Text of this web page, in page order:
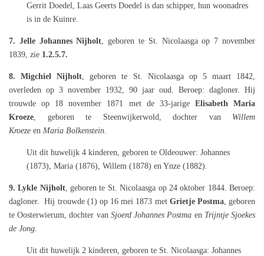
Gerrit Doedel, Laas Geerts Doedel is dan schipper, hun woonadres
is in de Kuinre.
7. Jelle Johannes Nijholt, geboren te St. Nicolaasga op 7 november
1839, zie 1.2.5.7.
8. Migchiel Nijholt, geboren te St. Nicolaasga op 5 maart 1842,
overleden op 3 november 1932, 90 jaar oud. Beroep: dagloner. Hij
trouwde op 18 november 1871 met de 33-jarige Elisabeth Maria
Kroeze, geboren te Steenwijkerwold, dochter van
Willem
Kroeze en Maria Bolkenstein.
Uit dit huwelijk 4 kinderen, geboren te Oldeouwer: Johannes
(1873), Maria (1876), Willem (1878) en Ynze (1882).
9. Lykle Nijholt, geboren te St. Nicolaasga op 24 oktober 1844. Beroep:
dagloner. Hij trouwde (1) op 16 mei 1873 met Grietje Postma, geboren
te Oosterwierum, dochter van Sjoerd Johannes Postma en Trijntje Sjoekes
de Jong.
Uit dit huwelijk 2 kinderen, geboren te St. Nicolaasga: Johannes